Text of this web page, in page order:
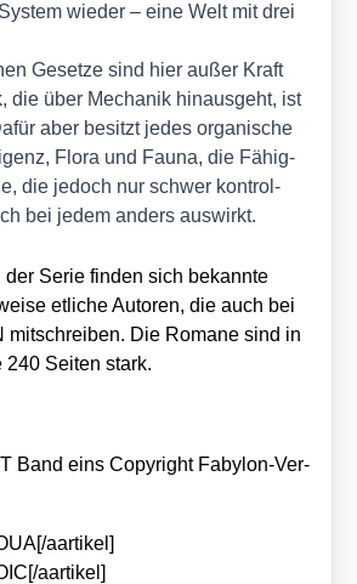
wie­der – eine Welt mit drei
Geset­ze sind hier außer Kraft
die über Mecha­nik hin­aus­geht, ist
aber besitzt jedes orga­ni­sche
Flo­ra und Fau­na, die Fähig­
die jedoch nur schwer kon­trol­
bei jedem anders aus­wirkt.
der Serie fin­den sich bekann­te
etli­che Autoren, die auch bei
mit­schrei­ben. Die Roma­ne sind in
Sei­ten stark.
Band eins Copy­right Faby­lon-Ver­
aartikel]
aartikel]